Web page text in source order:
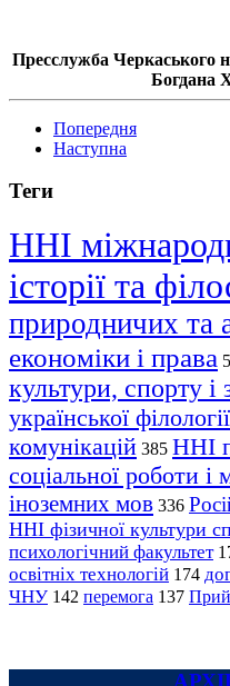
Пресслужба Черкаського
Богдана
Попередня
Наступна
Теги
ННІ
історії та
природничих та
економіки і права
культури, спорту і
української
комунікацій 385 ННІ
соціальної роботи і
іноземних мов 336
ННІ фізичної культури
психологічний факультет
освітніх технологій 174
ЧНУ 142 перемога 137